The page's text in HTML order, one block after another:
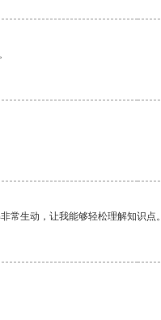
常生动，让我能够轻松理解知识点。